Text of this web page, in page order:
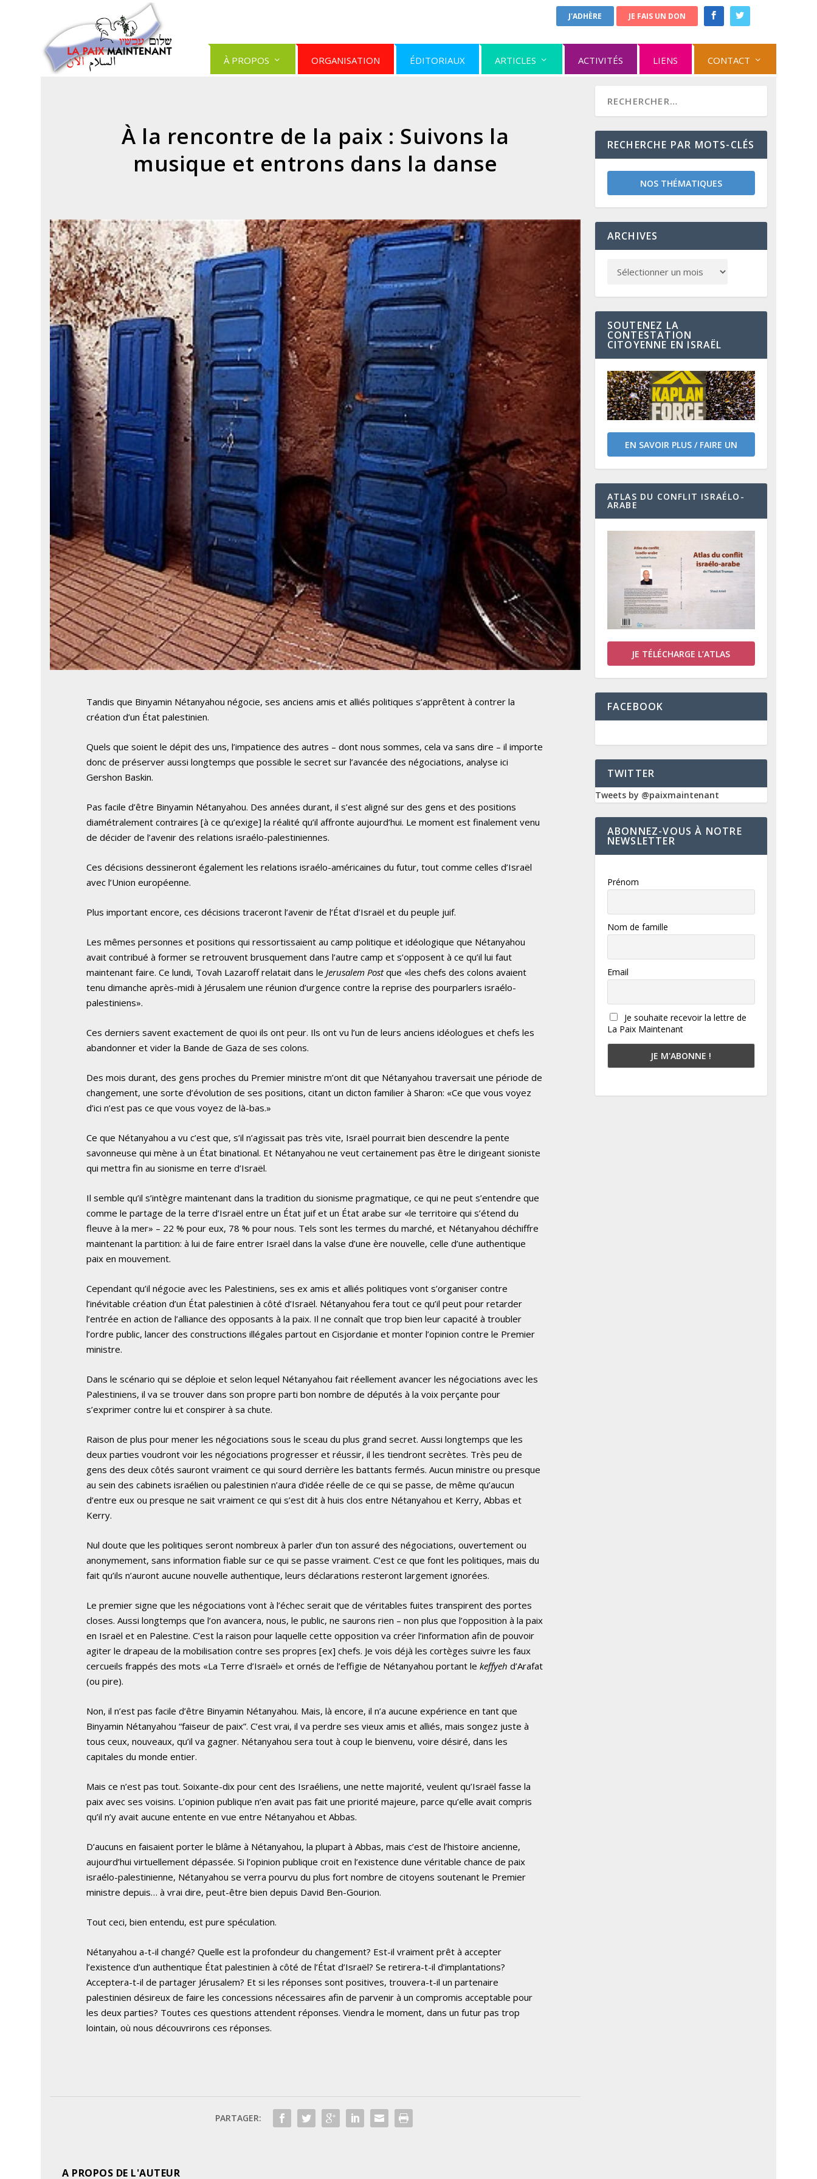
J'ADHÈRE JE FAIS UN DON
À PROPOS ORGANISATION ÉDITORIAUX ARTICLES ACTIVITÉS LIENS CONTACT
À la rencontre de la paix : Suivons la
musique et entrons dans la danse
Tandis que Binyamin Nétanyahou négocie, ses anciens amis et alliés politiques s’apprêtent à contrer la
création d’un État palestinien.
Quels que soient le dépit des uns, l’impatience des autres – dont nous sommes, cela va sans dire – il importe
donc de préserver aussi longtemps que possible le secret sur l’avancée des négociations, analyse ici
Gershon Baskin.
Pas facile d’être Binyamin Nétanyahou. Des années durant, il s’est aligné sur des gens et des positions
diamétralement contraires [à ce qu’exige] la réalité qu’il affronte aujourd’hui. Le moment est finalement venu
de décider de l’avenir des relations israélo-palestiniennes.
Ces décisions dessineront également les relations israélo-américaines du futur, tout comme celles d’Israël
avec l’Union européenne.
Plus important encore, ces décisions traceront l’avenir de l’État d’Israël et du peuple juif.
Les mêmes personnes et positions qui ressortissaient au camp politique et idéologique que Nétanyahou
avait contribué à former se retrouvent brusquement dans l’autre camp et s’opposent à ce qu’il lui faut
maintenant faire. Ce lundi, Tovah Lazaroff relatait dans leJerusalem Postque «les chefs des colons avaient
tenu dimanche après-midi à Jérusalem une réunion d’urgence contre la reprise des pourparlers israélo-
palestiniens».
Ces derniers savent exactement de quoi ils ont peur. Ils ont vu l’un de leurs anciens idéologues et chefs les
abandonner et vider la Bande de Gaza de ses colons.
Des mois durant, des gens proches du Premier ministre m’ont dit que Nétanyahou traversait une période de
changement, une sorte d’évolution de ses positions, citant un dicton familier à Sharon: «Ce que vous voyez
d’ici n’est pas ce que vous voyez de là-bas.»
Ce que Nétanyahou a vu c’est que, s’il n’agissait pas très vite, Israël pourrait bien descendre la pente
savonneuse qui mène à un État binational. Et Nétanyahou ne veut certainement pas être le dirigeant sioniste
qui mettra fin au sionisme en terre d’Israël.
Il semble qu’il s’intègre maintenant dans la tradition du sionisme pragmatique, ce qui ne peut s’entendre que
comme le partage de la terre d’Israël entre un État juif et un État arabe sur «le territoire qui s’étend du
fleuve à la mer» – 22 % pour eux, 78 % pour nous. Tels sont les termes du marché, et Nétanyahou déchiffre
maintenant la partition: à lui de faire entrer Israël dans la valse d’une ère nouvelle, celle d’une authentique
paix en mouvement.
Cependant qu’il négocie avec les Palestiniens, ses ex amis et alliés politiques vont s’organiser contre
l’inévitable création d’un État palestinien à côté d’Israël. Nétanyahou fera tout ce qu’il peut pour retarder
l’entrée en action de l’alliance des opposants à la paix. Il ne connaît que trop bien leur capacité à troubler
l’ordre public, lancer des constructions illégales partout en Cisjordanie et monter l’opinion contre le Premier
ministre.
Dans le scénario qui se déploie et selon lequel Nétanyahou fait réellement avancer les négociations avec les
Palestiniens, il va se trouver dans son propre parti bon nombre de députés à la voix perçante pour
s’exprimer contre lui et conspirer à sa chute.
Raison de plus pour mener les négociations sous le sceau du plus grand secret. Aussi longtemps que les
deux parties voudront voir les négociations progresser et réussir, il les tiendront secrètes. Très peu de
gens des deux côtés sauront vraiment ce qui sourd derrière les battants fermés. Aucun ministre ou presque
au sein des cabinets israélien ou palestinien n’aura d’idée réelle de ce qui se passe, de même qu’aucun
d’entre eux ou presque ne sait vraiment ce qui s’est dit à huis clos entre Nétanyahou et Kerry, Abbas et
Kerry.
Nul doute que les politiques seront nombreux à parler d’un ton assuré des négociations, ouvertement ou
anonymement, sans information fiable sur ce qui se passe vraiment. C’est ce que font les politiques, mais du
fait qu’ils n’auront aucune nouvelle authentique, leurs déclarations resteront largement ignorées.
Le premier signe que les négociations vont à l’échec serait que de véritables fuites transpirent des portes
closes. Aussi longtemps que l’on avancera, nous, le public, ne saurons rien – non plus que l’opposition à la paix
en Israël et en Palestine. C’est la raison pour laquelle cette opposition va créer l’information afin de pouvoir
agiter le drapeau de la mobilisation contre ses propres [ex] chefs. Je vois déjà les cortèges suivre les faux
cercueils frappés des mots «La Terre d’Israël» et ornés de l’effigie de Nétanyahou portant lekeffyeh d’Arafat
(ou pire).
Non, il n’est pas facile d’être Binyamin Nétanyahou. Mais, là encore, il n’a aucune expérience en tant que
Binyamin Nétanyahou “faiseur de paix”. C’est vrai, il va perdre ses vieux amis et alliés, mais songez juste à
tous ceux, nouveaux, qu’il va gagner. Nétanyahou sera tout à coup le bienvenu, voire désiré, dans les
capitales du monde entier.
Mais ce n’est pas tout. Soixante-dix pour cent des Israéliens, une nette majorité, veulent qu’Israël fasse la
paix avec ses voisins. L’opinion publique n’en avait pas fait une priorité majeure, parce qu’elle avait compris
qu’il n’y avait aucune entente en vue entre Nétanyahou et Abbas.
D’aucuns en faisaient porter le blâme à Nétanyahou, la plupart à Abbas, mais c’est de l’histoire ancienne,
aujourd’hui virtuellement dépassée. Si l’opinion publique croit en l’existence dune véritable chance de paix
israélo-palestinienne, Nétanyahou se verra pourvu du plus fort nombre de citoyens soutenant le Premier
ministre depuis… à vrai dire, peut-être bien depuis David Ben-Gourion.
Tout ceci, bien entendu, est pure spéculation.
Nétanyahou a-t-il changé? Quelle est la profondeur du changement? Est-il vraiment prêt à accepter
l’existence d’un authentique État palestinien à côté de l’État d’Israël? Se retirera-t-il d’implantations?
Acceptera-t-il de partager Jérusalem? Et si les réponses sont positives, trouvera-t-il un partenaire
palestinien désireux de faire les concessions nécessaires afin de parvenir à un compromis acceptable pour
les deux parties? Toutes ces questions attendent réponses. Viendra le moment, dans un futur pas trop
lointain, où nous découvrirons ces réponses.
PARTAGER:
A PROPOS DE L'AUTEUR
RECHERCHE PAR MOTS-CLÉS
NOS THÉMATIQUES
ARCHIVES
SOUTENEZ LA
CONTESTATION
CITOYENNE EN ISRAËL
EN SAVOIR PLUS / FAIRE UN
DON
ATLAS DU CONFLIT ISRAÉLO-
ARABE
JE TÉLÉCHARGE L’ATLAS
FACEBOOK
TWITTER
Tweets by @paixmaintenant
ABONNEZ-VOUS À NOTRE
NEWSLETTER
Prénom
Nom de famille
Email
Je souhaite recevoir la lettre de
La Paix Maintenant